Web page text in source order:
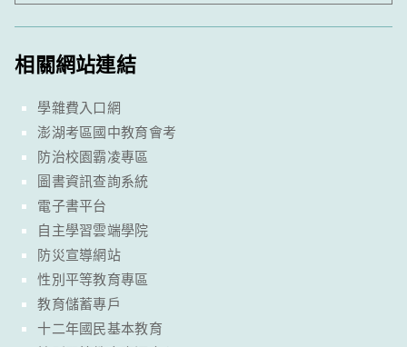
相關網站連結
學雜費入口網
澎湖考區國中教育會考
防治校園霸凌專區
圖書資訊查詢系統
電子書平台
自主學習雲端學院
防災宣導網站
性別平等教育專區
教育儲蓄專戶
十二年國民基本教育